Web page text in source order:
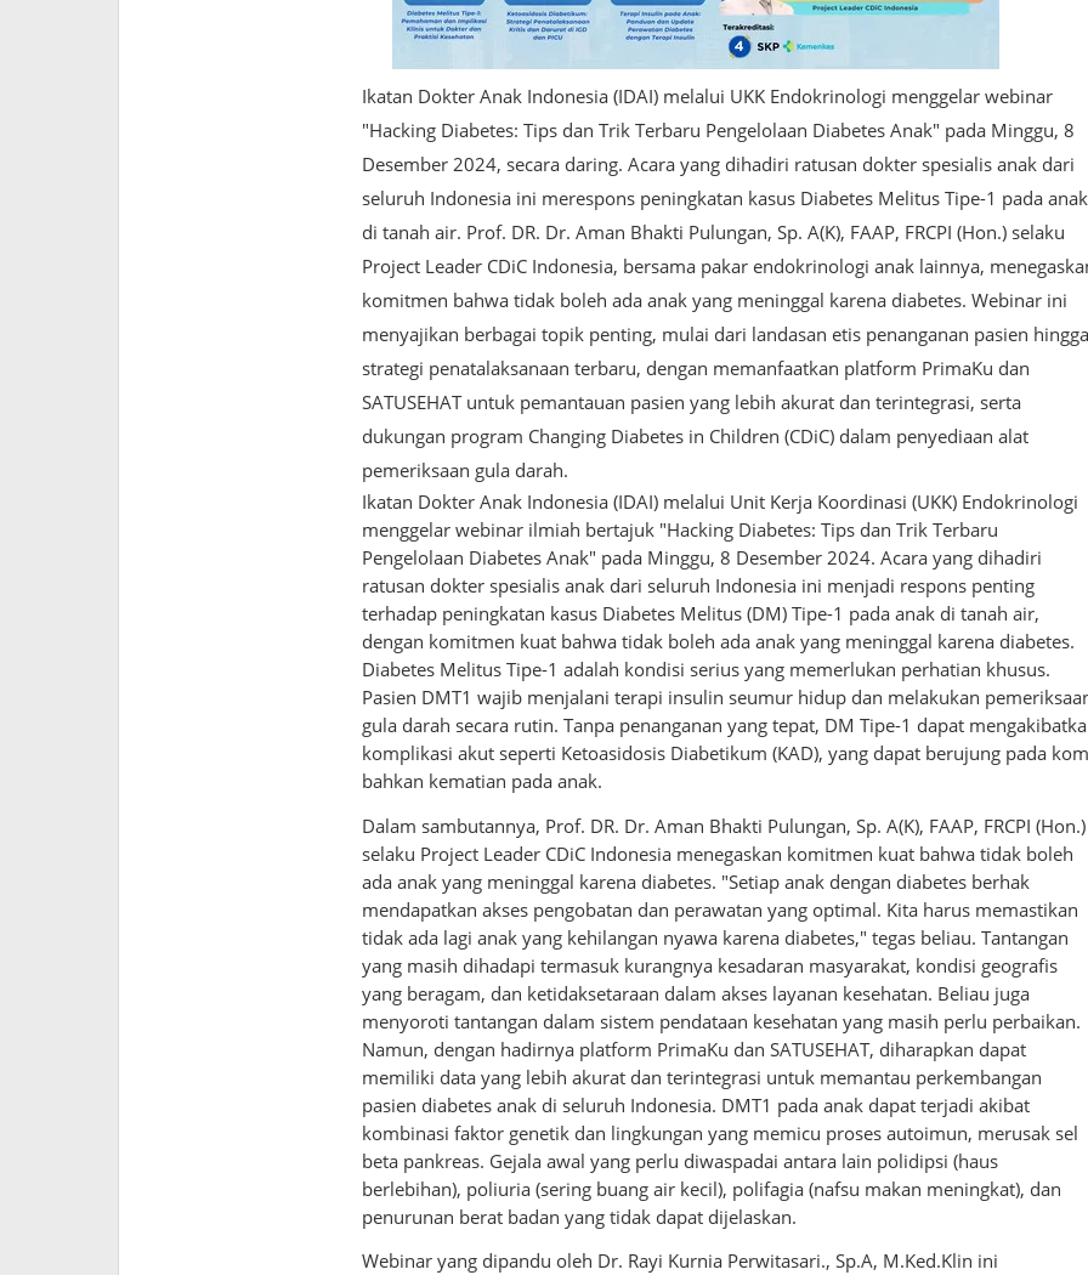
Ikatan Dokter Anak Indonesia (IDAI) melalui UKK Endokrinologi menggelar webinar
"Hacking Diabetes: Tips dan Trik Terbaru Pengelolaan Diabetes Anak" pada Minggu, 8
Desember 2024, secara daring. Acara yang dihadiri ratusan dokter spesialis anak dari
seluruh Indonesia ini merespons peningkatan kasus Diabetes Melitus Tipe-1 pada anak
di tanah air. Prof. DR. Dr. Aman Bhakti Pulungan, Sp. A(K), FAAP, FRCPI (Hon.) selaku
Project Leader CDiC Indonesia, bersama pakar endokrinologi anak lainnya,
komitmen bahwa tidak boleh ada anak yang meninggal karena diabetes. Webinar ini
menyajikan berbagai topik penting, mulai dari landasan etis penanganan pasien hingga
strategi penatalaksanaan terbaru, dengan memanfaatkan platform PrimaKu dan
SATUSEHAT untuk pemantauan pasien yang lebih akurat dan terintegrasi, serta
dukungan program Changing Diabetes in Children (CDiC) dalam penyediaan alat
pemeriksaan gula darah.
Ikatan Dokter Anak Indonesia (IDAI) melalui Unit Kerja Koordinasi (UKK) Endokrinologi
menggelar webinar ilmiah bertajuk "Hacking Diabetes: Tips dan Trik Terbaru
Pengelolaan Diabetes Anak" pada Minggu, 8 Desember 2024. Acara yang dihadiri
ratusan dokter spesialis anak dari seluruh Indonesia ini menjadi respons penting
terhadap peningkatan kasus Diabetes Melitus (DM) Tipe-1 pada anak di tanah air,
dengan komitmen kuat bahwa tidak boleh ada anak yang meninggal karena diabetes.
Diabetes Melitus Tipe-1 adalah kondisi serius yang memerlukan perhatian khusus.
Pasien DMT1 wajib menjalani terapi insulin seumur hidup dan melakukan
gula darah secara rutin. Tanpa penanganan yang tepat, DM Tipe-1 dapat
komplikasi akut seperti Ketoasidosis Diabetikum (KAD), yang dapat berujung pada
bahkan kematian pada anak.
Dalam sambutannya, Prof. DR. Dr. Aman Bhakti Pulungan, Sp. A(K), FAAP, FRCPI (Hon.)
selaku Project Leader CDiC Indonesia menegaskan komitmen kuat bahwa tidak boleh
ada anak yang meninggal karena diabetes. "Setiap anak dengan diabetes berhak
mendapatkan akses pengobatan dan perawatan yang optimal. Kita harus memastikan
tidak ada lagi anak yang kehilangan nyawa karena diabetes," tegas beliau. Tantangan
yang masih dihadapi termasuk kurangnya kesadaran masyarakat, kondisi geografis
yang beragam, dan ketidaksetaraan dalam akses layanan kesehatan. Beliau juga
menyoroti tantangan dalam sistem pendataan kesehatan yang masih perlu perbaikan.
Namun, dengan hadirnya platform PrimaKu dan SATUSEHAT, diharapkan dapat
memiliki data yang lebih akurat dan terintegrasi untuk memantau perkembangan
pasien diabetes anak di seluruh Indonesia. DMT1 pada anak dapat terjadi akibat
kombinasi faktor genetik dan lingkungan yang memicu proses autoimun, merusak sel
beta pankreas. Gejala awal yang perlu diwaspadai antara lain polidipsi (haus
berlebihan), poliuria (sering buang air kecil), polifagia (nafsu makan meningkat), dan
penurunan berat badan yang tidak dapat dijelaskan.
Webinar yang dipandu oleh Dr. Rayi Kurnia Perwitasari., Sp.A, M.Ked.Klin ini